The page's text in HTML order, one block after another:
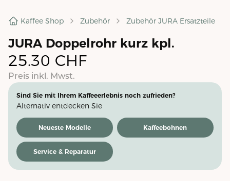
Kaffee Shop Zubehör Zubehör JURA Ersatzteile
JURA Doppelrohr kurz kpl.
25.30 CHF
Preis inkl. Mwst.
Sind Sie mit Ihrem Kaffeeerlebnis noch zufrieden?
Alternativ entdecken Sie
Neueste Modelle Kaffeebohnen
Service & Reparatur